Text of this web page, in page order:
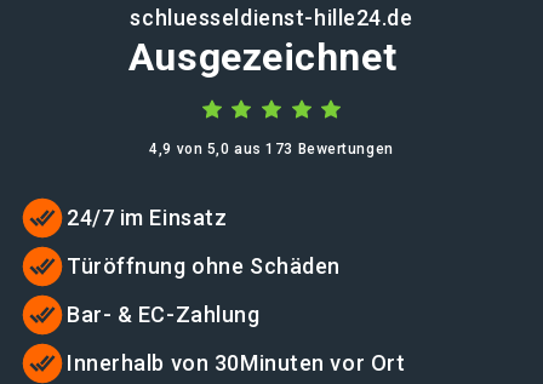
schluesseldienst-hille24.de
Ausgezeichnet
4,9 von 5,0 aus 173 Bewertungen
24/7 im Einsatz
Türöffnung ohne Schäden
Bar- & EC-Zahlung
Innerhalb von 30Minuten vor Ort